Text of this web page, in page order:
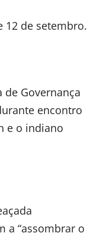
12 de setembro.
de Governança
encontro
e o indiano
a “assombrar o